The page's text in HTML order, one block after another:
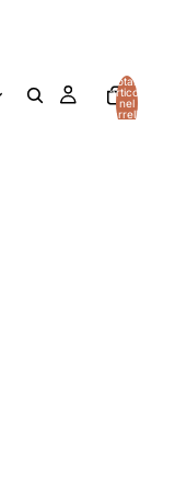
Totale
articoli
nel
carrello: